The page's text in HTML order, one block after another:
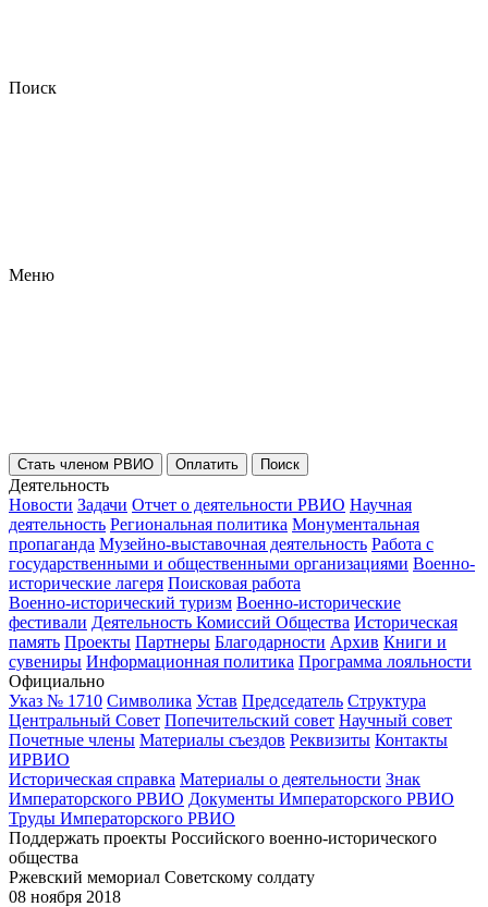
Поиск
Меню
Стать членом РВИО Оплатить Поиск
Деятельность
Новости Задачи Отчет о деятельности РВИО Научная
деятельность Региональная политика Монументальная
пропаганда Музейно-выставочная деятельность Работа с
государственными и общественными организациями Военно-
исторические лагеря Поисковая работа
Военно-исторический туризм Военно-исторические
фестивали Деятельность Комиссий Общества Историческая
память Проекты Партнеры Благодарности Архив Книги и
сувениры Информационная политика Программа лояльности
Официально
Указ № 1710 Символика Устав Председатель Структура
Центральный Совет Попечительский совет Научный совет
Почетные члены Материалы съездов Реквизиты Контакты
ИРВИО
Историческая справка Материалы о деятельности Знак
Императорского РВИО Документы Императорского РВИО
Труды Императорского РВИО
Поддержать проекты Российского военно-исторического
общества
Ржевский мемориал Советскому солдату
08 ноября 2018